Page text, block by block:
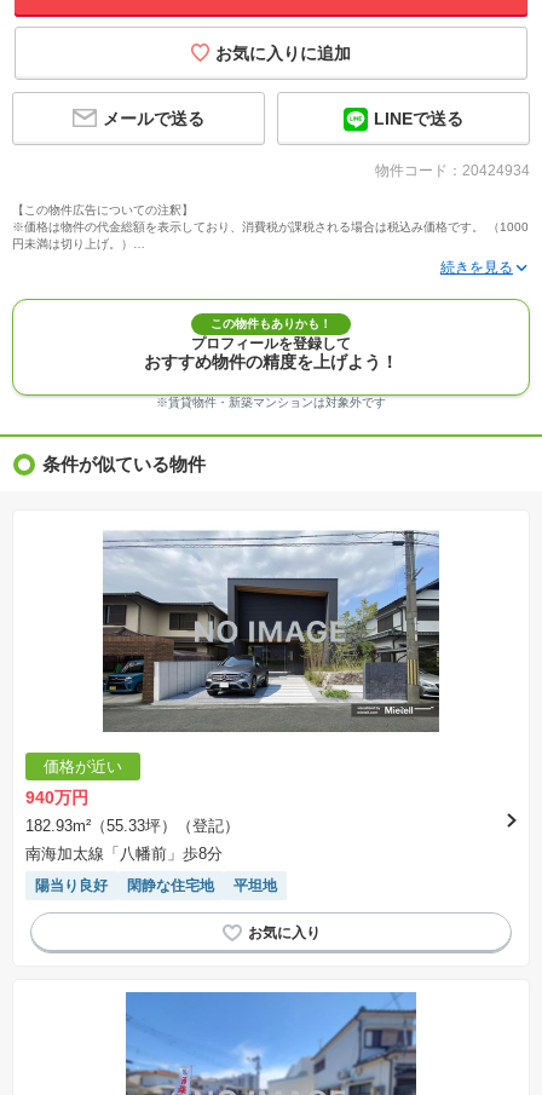
メールで送る LINEで送る
物件コード：20424934
【この物件広告についての注釈】
※価格は物件の代金総額を表示しており、消費税が課税される場合は税込み価格です。 （1000
円未満は切り上げ。）
※写真に写っている、またはパース（絵）や間取り図に描かれている家具や車などは、特にコ
※建築条件付き土地価格には、建物価格は含まれません。
※物件情報は、原則として情報提供日の２日前に最終確認した情報です。
※完成予想図はいずれも外構、植栽、外観等実際のものとは多少異なることがあります。
※モデルルーム・モデルハウス・展示場・ショールームの画像の場合、今回販売の物件と異な
※ＣＧ合成の画像の場合、実際とは多少異なる場合があります。
※物件特徴：販売戸数が複数の物件は、全ての住戸に該当しない項目もあります。
※価格更新：物件価格が変更された日から１週間表示されます。
※建築条件土地の情報内に掲載されている、建物プラン例は、土地購入者の設計プランの参考
の一例であって、プランの採用可否は任意です。
※土地（建築条件なし）で「建物プラン例」が表記してある時、そのプラン例は特定の建築請
負会社によるもので、当該建築請負会社以外で建てた場合、同様のものが同価格で建てられる
とは限りません。また建築請負会社を特定するものではありません。
※建築条件付き土地とは、その土地に建築する建物の建築請負契約が、一定期間内に成立する
ことを条件として売買される土地のことをいいます。建築請負契約成立に向けて設計プランを
協議するため、土地購入者が自己の希望する建物の設計協議をするために必要な相当の期間の
交渉期間が設定され、その期間内で希望を満たすプランが実現できたかどうかにより結論を出
します。なお、この期間は概ね3ヶ月程度とされています。納得のいくプランが出来ず、建築請
負契約が成立しない場合、土地売買契約は白紙に戻り、土地契約にかかった代金（土地代金、
※課税対象物件の「価格」や「費用等」は消費税込みの「総額表示」で統一しています。
※「本体価格」とは、課税対象物件においては「消費税を除いた建物価格」と「土地価格」の
合計額を指します。
表示されておりません。
※取引にかかる費用：物件の契約手続き、決済、引き渡し時にかかる費用を表示しています。
不動産会社によって表記有無が異なるため、ご自身で十分な確認をしていただくようにお願い
いたします。
場合があります。
この物件もありかも！
プロフィールを登録して
おすすめ物件の精度を上げよう！
※賃貸物件・新築マンションは対象外です
条件が似ている物件
価格が近い
940万円
182.93m²（55.33坪）（登記）
南海加太線「八幡前」歩8分
陽当り良好 閑静な住宅地 平坦地